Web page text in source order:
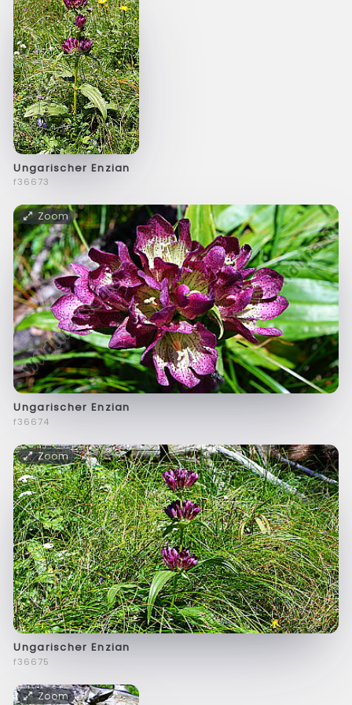
Ungarischer Enzian
f36673
Zoom
Ungarischer Enzian
f36674
Zoom
Ungarischer Enzian
f36675
Zoom